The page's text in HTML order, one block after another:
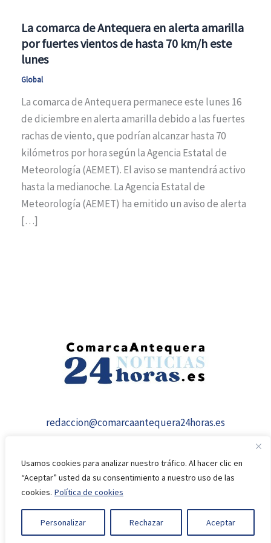
Usamos cookies para analizar nuestro tráfico. Al hacer clic en
“Aceptar” usted da su consentimiento a nuestro uso de las
cookies. Política de cookies
Personalizar Rechazar Aceptar
La comarca de Antequera en alerta amarilla
por fuertes vientos de hasta 70 km/h este
lunes
Global
La comarca de Antequera permanece este lunes 16
de diciembre en alerta amarilla debido a las fuertes
rachas de viento, que podrían alcanzar hasta 70
kilómetros por hora según la Agencia Estatal de
Meteorología (AEMET). El aviso se mantendrá activo
hasta la medianoche. La Agencia Estatal de
Meteorología (AEMET) ha emitido un aviso de alerta
[…]
redaccion@comarcaantequera24horas.es
© 2026 comarcaantequera24horas.es